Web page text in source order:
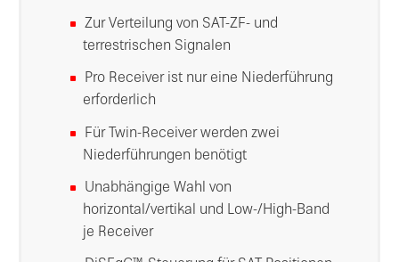
Zur Verteilung von SAT-ZF- und
terrestrischen Signalen
Pro Receiver ist nur eine Niederführung
erforderlich
Für Twin-Receiver werden zwei
Niederführungen benötigt
Unabhängige Wahl von
horizontal/vertikal und Low-/High-Band
je Receiver